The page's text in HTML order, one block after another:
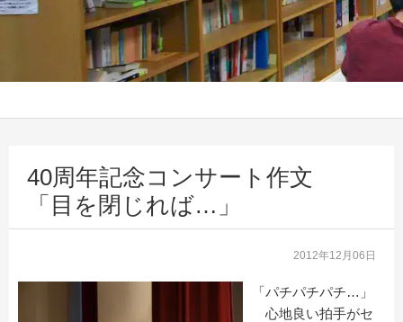
40周年記念コンサート作文
「目を閉じれば…」
2012年12月06日
「パチパチパチ…」
心地良い拍手がセ